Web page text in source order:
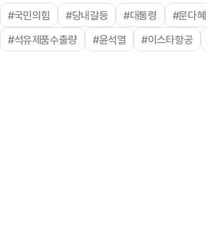
#국민의힘 #당내갈등 #대통령 #문다혜
#석유제품수출량
#윤석열 #이스타항공